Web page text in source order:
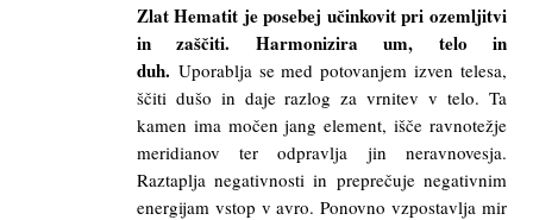
Zlat Hematit je posebej učinkovit pri ozemljitvi
in zaščiti. Harmonizira um, telo in
duh. Uporablja se med potovanjem izven telesa,
ščiti dušo in daje razlog za vrnitev v telo. Ta
kamen ima močen jang element, išče ravnotežje
meridianov ter odpravlja jin neravnovesja.
Raztaplja negativnosti in preprečuje negativnim
energijam vstop v avro. Ponovno vzpostavlja mir